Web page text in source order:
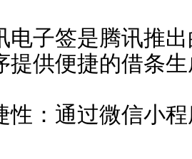
子签是腾讯推出
提供便捷的借条
：通过微信小程